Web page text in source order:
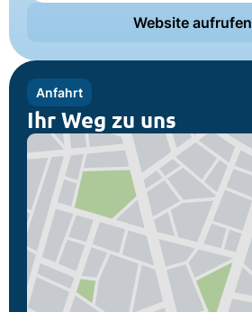
Website aufrufen
Anfahrt
Ihr Weg zu uns